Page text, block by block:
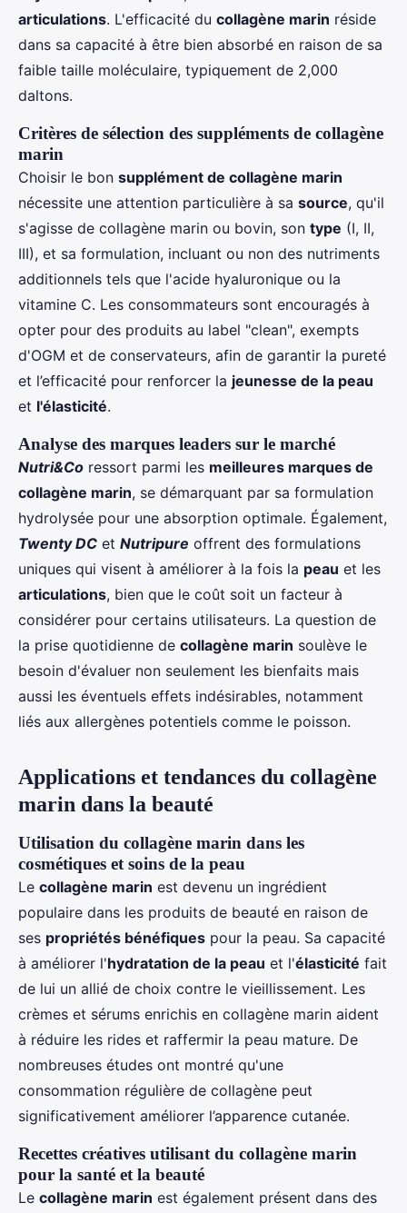
articulations. L'efficacité du collagène marin réside
dans sa capacité à être bien absorbé en raison de sa
faible taille moléculaire, typiquement de 2,000
daltons.
Critères de sélection des suppléments de collagène
marin
Choisir le bon supplément de collagène marin
nécessite une attention particulière à sa source, qu'il
s'agisse de collagène marin ou bovin, son type (I, II,
III), et sa formulation, incluant ou non des nutriments
additionnels tels que l'acide hyaluronique ou la
vitamine C. Les consommateurs sont encouragés à
opter pour des produits au label "clean", exempts
d'OGM et de conservateurs, afin de garantir la pureté
et l’efficacité pour renforcer la jeunesse de la peau
et l'élasticité.
Analyse des marques leaders sur le marché
Nutri&Co ressort parmi les meilleures marques de
collagène marin, se démarquant par sa formulation
hydrolysée pour une absorption optimale. Également,
Twenty DC et Nutripure offrent des formulations
uniques qui visent à améliorer à la fois la peau et les
articulations, bien que le coût soit un facteur à
considérer pour certains utilisateurs. La question de
la prise quotidienne de collagène marin soulève le
besoin d'évaluer non seulement les bienfaits mais
aussi les éventuels effets indésirables, notamment
liés aux allergènes potentiels comme le poisson.
Applications et tendances du collagène
marin dans la beauté
Utilisation du collagène marin dans les
cosmétiques et soins de la peau
Le collagène marin est devenu un ingrédient
populaire dans les produits de beauté en raison de
ses propriétés bénéfiques pour la peau. Sa capacité
à améliorer l'hydratation de la peau et l'élasticité fait
de lui un allié de choix contre le vieillissement. Les
crèmes et sérums enrichis en collagène marin aident
à réduire les rides et raffermir la peau mature. De
nombreuses études ont montré qu'une
consommation régulière de collagène peut
significativement améliorer l’apparence cutanée.
Recettes créatives utilisant du collagène marin
pour la santé et la beauté
Le collagène marin est également présent dans des